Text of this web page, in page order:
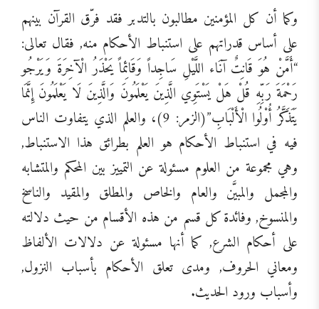
وكما أن كل المؤمنين مطالبون بالتدبر فقد فرّق القرآن بينهم
على أساس قدراتهم على استنباط الأحكام منه, فقال تعالى:
“أَمَّنْ هُوَ قَانِتٌ آنَاء اللَّيْلِ سَاجِداً وَقَائِماً يَحْذَرُ الْآخِرَةَ وَيَرْجُو
رَحْمَةَ رَبِّهِ قُلْ هَلْ يَسْتَوِي الَّذِينَ يَعْلَمُونَ وَالَّذِينَ لَا يَعْلَمُونَ إِنَّمَا
يَتَذَكَّرُ أُوْلُوا الْأَلْبَابِ”(الزمر: 9)، والعلم الذي يتفاوت الناس
فيه في استنباط الأحكام هو العلم بطرائق هذا الاستنباط,
وهي مجموعة من العلوم مسئولة عن التمييز بين المحكم والمتشابه
والمجمل والمبيَّن والعام والخاص والمطلق والمقيد والناسخ
والمنسوخ, وفائدة كل قسم من هذه الأقسام من حيث دلالته
على أحكام الشرع, كما أنها مسئولة عن دلالات الألفاظ
ومعاني الحروف, ومدى تعلق الأحكام بأسباب النزول,
وأسباب ورود الحديث.